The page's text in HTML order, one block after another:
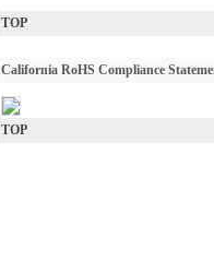
TOP
California RoHS Compliance
TOP